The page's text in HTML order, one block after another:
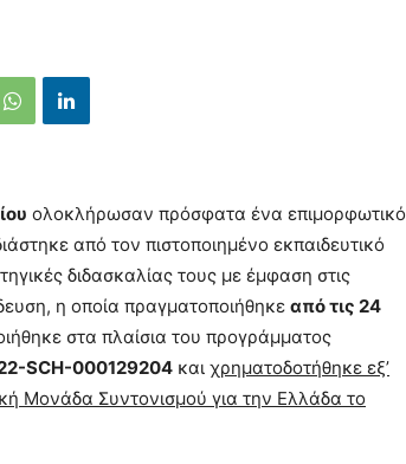
ολοκλήρωσαν πρόσφατα ένα επιμορφωτικό
από τον πιστοποιημένο εκπαιδευτικό
διδασκαλίας τους με έμφαση στις
η οποία πραγματοποιήθηκε από τις 24
στα πλαίσια του προγράμματος
SCH-000129204 και χρηματοδοτήθηκε εξ’
Μονάδα Συντονισμού για την Ελλάδα το